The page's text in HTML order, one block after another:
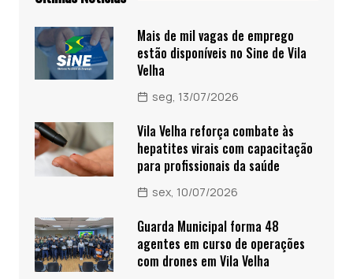
Mais de mil vagas de emprego
estão disponíveis no Sine de Vila
Velha
seg, 13/07/2026
Vila Velha reforça combate às
hepatites virais com capacitação
para profissionais da saúde
sex, 10/07/2026
Guarda Municipal forma 48
agentes em curso de operações
com drones em Vila Velha